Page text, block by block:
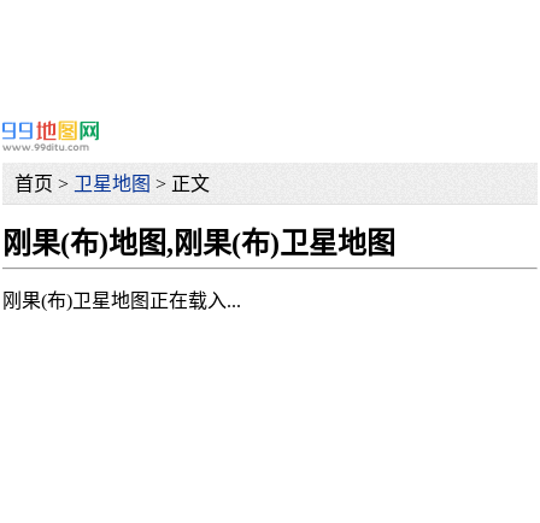
首页 > 卫星地图 > 正文
刚果(布)地图,刚果(布)卫星地图
刚果(布)卫星地图正在载入...